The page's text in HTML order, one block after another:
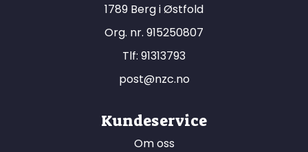
1789 Berg i Østfold
Org. nr. 915250807
Tlf: 91313793
post@nzc.no
Kundeservice
Om oss